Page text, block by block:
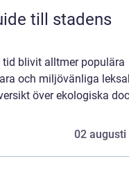
till stadens
tid blivit alltmer populära
och miljövänliga
över ekologiska
02 augusti